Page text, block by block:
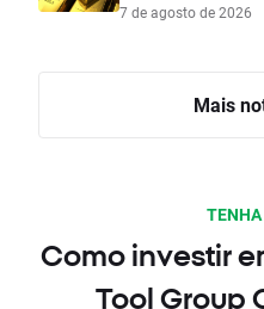
7 de agosto de 2026
Mais
Como investir
Tool Group